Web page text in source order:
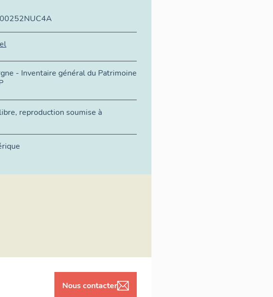
- Inventaire général du Patrimoine
reproduction soumise à
Nous contacter